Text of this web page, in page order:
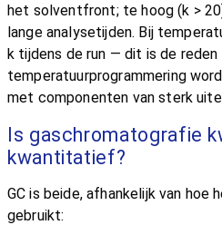
het solventfront; te hoog (k >
lange analysetijden. Bij
k tijdens de run — dit is de reden
temperatuurprogrammering
met componenten van sterk
Is gaschromatografie
kwantitatief?
GC is beide, afhankelijk van hoe
gebruikt: